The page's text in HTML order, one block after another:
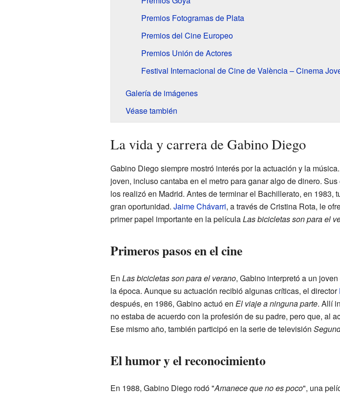
Premios Fotogramas de Plata
Premios del Cine Europeo
Premios Unión de Actores
Festival Internacional de Cine de València – Cinema
Galería de imágenes
Véase también
La vida y carrera de Gabino Diego
Gabino Diego siempre mostró interés por la actuación y la
joven, incluso cantaba en el metro para ganar algo de dinero.
los realizó en Madrid. Antes de terminar el Bachillerato, en 1983,
gran oportunidad. Jaime Chávarri, a través de Cristina Rota, le
primer papel importante en la películaLas bicicletas son para el
Primeros pasos en el cine
En Las bicicletas son para el verano, Gabino interpretó a un
la época. Aunque su actuación recibió algunas críticas, el director
después, en 1986, Gabino actuó en El viaje a ninguna parte. Allí
no estaba de acuerdo con la profesión de su padre, pero que, al
Ese mismo año, también participó en la serie de televisión
El humor y el reconocimiento
En 1988, Gabino Diego rodó "Amanece que no es poco", una